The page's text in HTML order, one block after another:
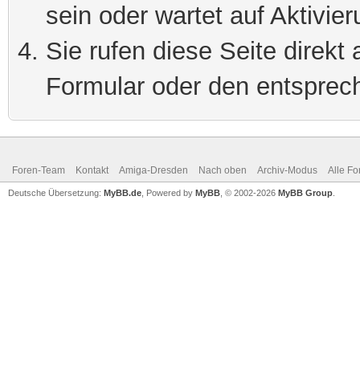
sein oder wartet auf
Sie rufen diese Seite direkt
Formular oder den
Foren-Team Kontakt Amiga-Dresden Nach oben Archiv-Modus Alle
Deutsche Übersetzung: MyBB.de , Powered by MyBB , © 2002-2026 MyBB Group